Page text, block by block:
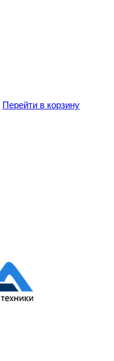
Перейти в корзину